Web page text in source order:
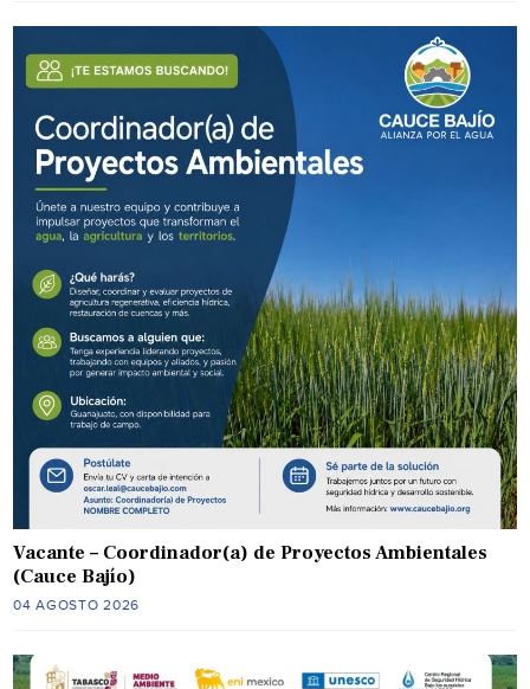
Vacante – Coordinador(a) de Proyectos Ambientales
(Cauce Bajío)
04 AGOSTO 2026